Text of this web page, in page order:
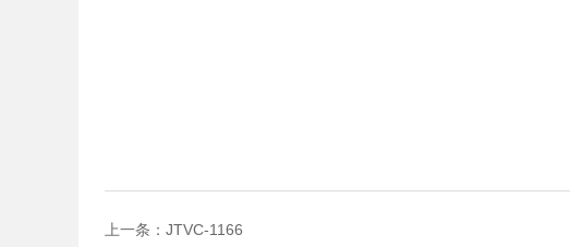
上一条：JTVC-1166